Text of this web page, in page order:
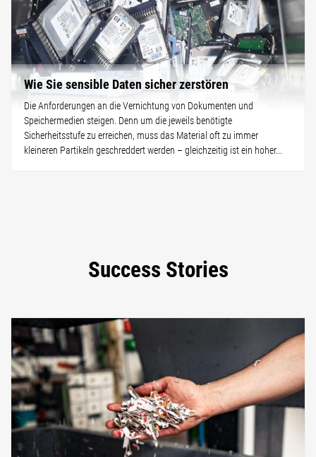
Wie Sie sensible Daten sicher zerstören
Die Anforderungen an die Vernichtung von Dokumenten und
Speichermedien steigen. Denn um die jeweils benötigte
Sicherheitsstufe zu erreichen, muss das Material oft zu immer
kleineren Partikeln geschreddert werden – gleichzeitig ist ein hoher...
Success Stories